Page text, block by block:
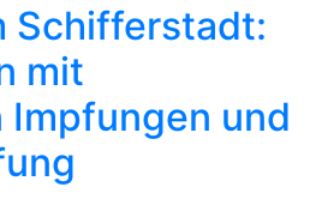
Schifferstadt:
mit
und